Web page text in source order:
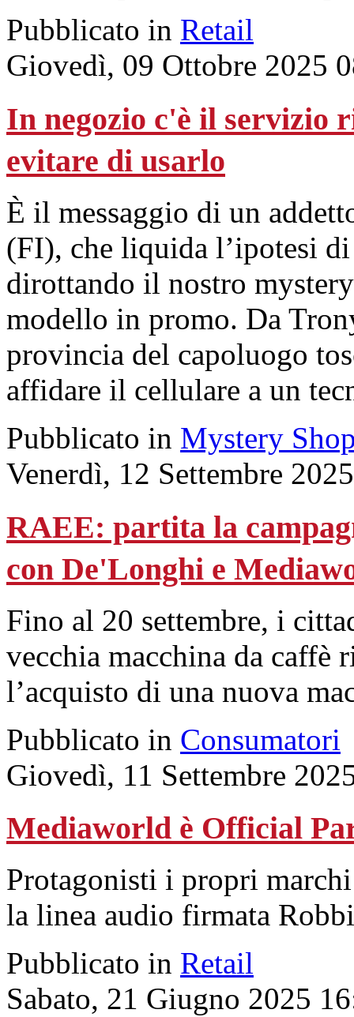
Pubblicato in Retail
Giovedì, 09 Ottobre 2025
In negozio c'è il servizio
evitare di usarlo
È il messaggio di un
(FI), che liquida l’ipotesi
dirottando il nostro
modello in promo. Da
provincia del capoluogo
affidare il cellulare a un
Pubblicato in Mystery
Venerdì, 12 Settembre
RAEE: partita la
con De'Longhi e
Fino al 20 settembre, i
vecchia macchina da caffè
l’acquisto di una nuova
Pubblicato in Consumatori
Giovedì, 11 Settembre
Mediaworld è Official
Protagonisti i propri
la linea audio firmata
Pubblicato in Retail
Sabato, 21 Giugno 2025